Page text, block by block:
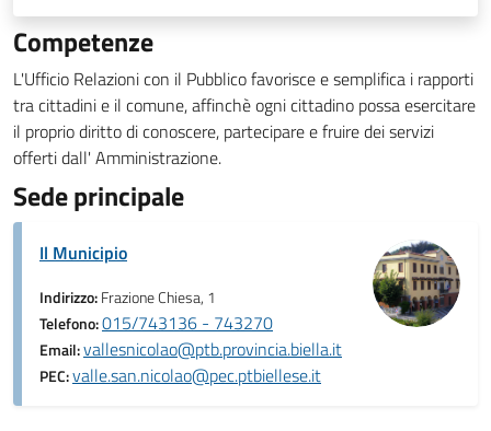
Competenze
L'Ufficio Relazioni con il Pubblico favorisce e semplifica i rapporti
tra cittadini e il comune, affinchè ogni cittadino possa esercitare
il proprio diritto di conoscere, partecipare e fruire dei servizi
offerti dall' Amministrazione.
Sede principale
Il Municipio
Indirizzo:Frazione Chiesa, 1
Telefono:015/743136 - 743270
Email:vallesnicolao@ptb.provincia.biella.it
PEC:valle.san.nicolao@pec.ptbiellese.it